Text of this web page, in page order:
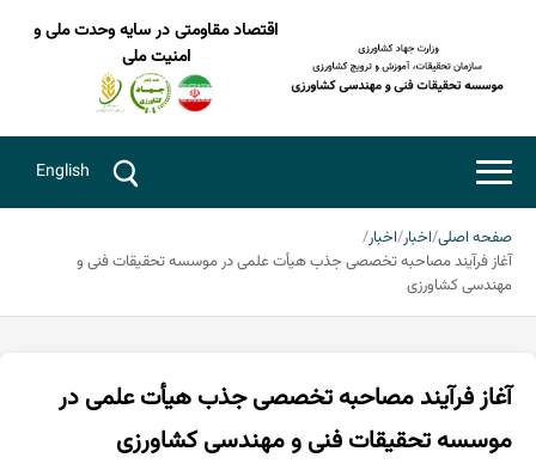
اقتصاد مقاومتی در سایه وحدت ملی و
امنیت ملی
English
صفحه اصلی اخبار اخبار
آغاز فرآیند مصاحبه تخصصی جذب هیأت علمی در موسسه تحقیقات فنی و
مهندسی کشاورزی
آغاز فرآیند مصاحبه تخصصی جذب هیأت علمی در
موسسه تحقیقات فنی و مهندسی کشاورزی